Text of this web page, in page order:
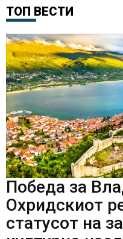
ТОП ВЕСТИ
Победа за
Охридскиот
статусот на